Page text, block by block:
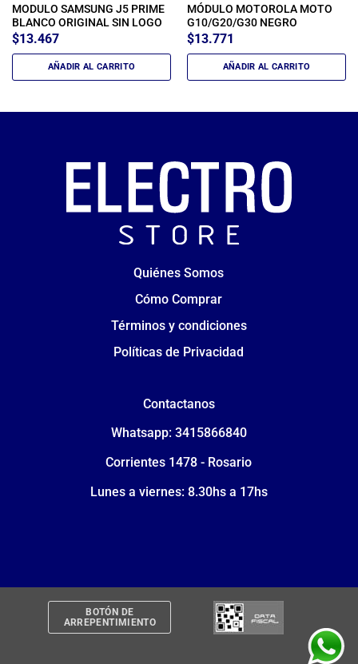
MODULO SAMSUNG J5 PRIME
BLANCO ORIGINAL SIN LOGO
$13.467
AÑADIR AL CARRITO
MÓDULO MOTOROLA MOTO
G10/G20/G30 NEGRO
$13.771
AÑADIR AL CARRITO
Quiénes Somos
Cómo Comprar
Términos y condiciones
Políticas de Privacidad
Contactanos
Whatsapp: 3415866840
Corrientes 1478 - Rosario
Lunes a viernes: 8.30hs a 17hs
BOTÓN DE
ARREPENTIMIENTO